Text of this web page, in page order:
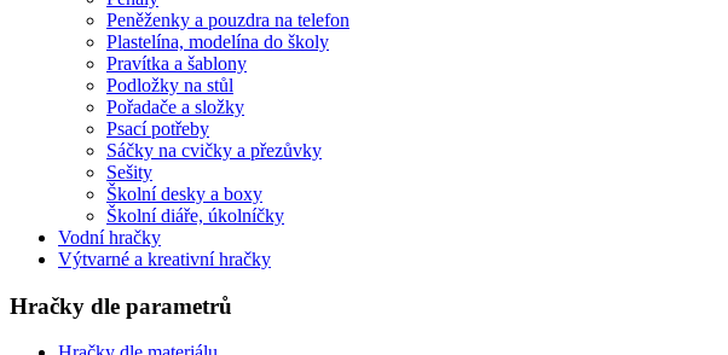
Peněženky a pouzdra na telefon
Plastelína, modelína do školy
Pravítka a šablony
Podložky na stůl
Pořadače a složky
Psací potřeby
Sáčky na cvičky a přezůvky
Sešity
Školní desky a boxy
Školní diáře, úkolníčky
Vodní hračky
Výtvarné a kreativní hračky
Hračky dle parametrů